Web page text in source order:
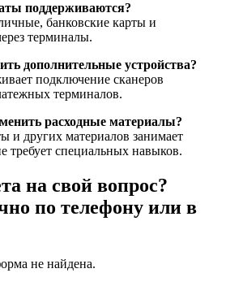
поддерживаются?
банковские карты и
терминалы.
дополнительные устройства?
подключение сканеров
терминалов.
расходные материалы?
и других материалов занимает
требует специальных навыков.
на свой вопрос?
по телефону или в
не найдена.